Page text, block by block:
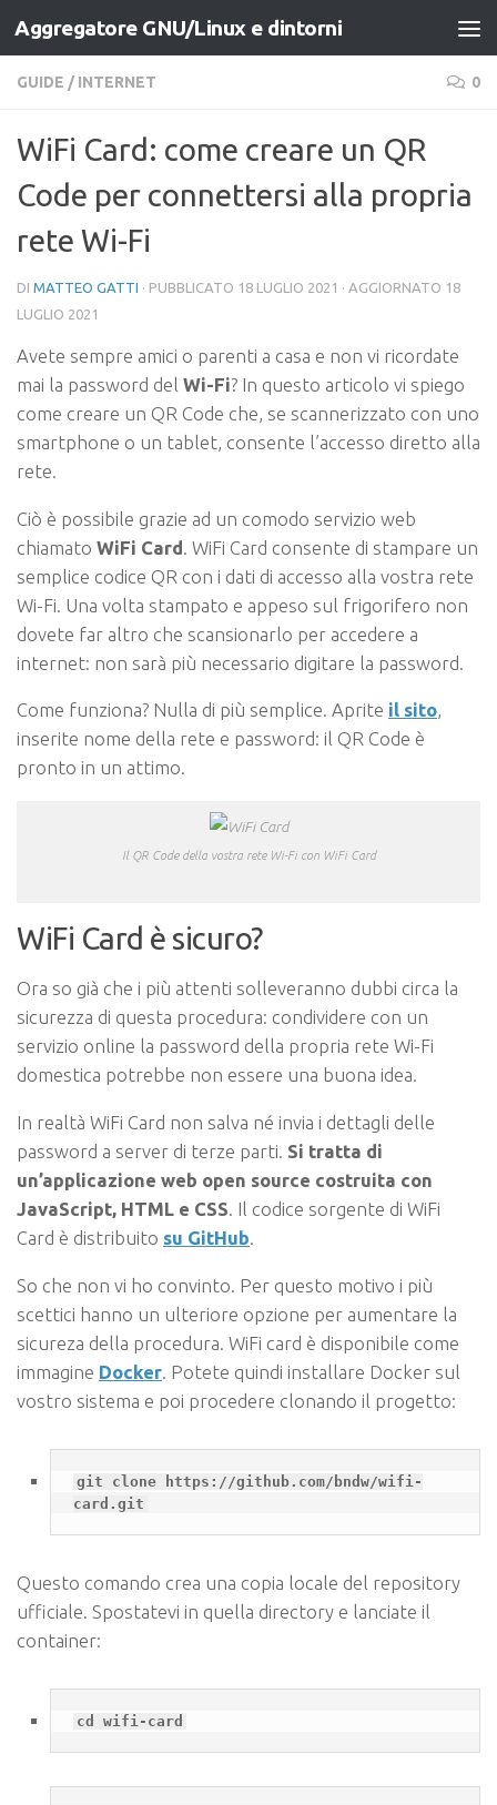
Salta al contenuto
Aggregatore GNU/Linux e dintorni
GUIDE / INTERNET 0
WiFi Card: come creare un QR
Code per connettersi alla propria
rete Wi-Fi
DI MATTEO GATTI · PUBBLICATO 18 LUGLIO 2021 · AGGIORNATO 18
LUGLIO 2021
Avete sempre amici o parenti a casa e non vi ricordate
mai la password del Wi-Fi? In questo articolo vi spiego
come creare un QR Code che, se scannerizzato con uno
smartphone o un tablet, consente l’accesso diretto alla
rete.
Ciò è possibile grazie ad un comodo servizio web
chiamato WiFi Card . WiFi Card consente di stampare un
semplice codice QR con i dati di accesso alla vostra rete
Wi-Fi. Una volta stampato e appeso sul frigorifero non
dovete far altro che scansionarlo per accedere a
internet: non sarà più necessario digitare la password.
Come funziona? Nulla di più semplice. Aprite il sito,
inserite nome della rete e password: il QR Code è
pronto in un attimo.
Il QR Code della vostra rete Wi-Fi con WiFi Card
WiFi Card è sicuro?
Ora so già che i più attenti solleveranno dubbi circa la
sicurezza di questa procedura: condividere con un
servizio online la password della propria rete Wi-Fi
domestica potrebbe non essere una buona idea.
In realtà WiFi Card non salva né invia i dettagli delle
password a server di terze parti. Si tratta di
un’applicazione web open source costruita con
JavaScript, HTML e CSS. Il codice sorgente di WiFi
Card è distribuito su GitHub.
So che non vi ho convinto. Per questo motivo i più
scettici hanno un ulteriore opzione per aumentare la
sicureza della procedura. WiFi card è disponibile come
immagine Docker . Potete quindi installare Docker sul
vostro sistema e poi procedere clonando il progetto:
git clone https://github.com/bndw/wifi-
card.git
Questo comando crea una copia locale del repository
ufficiale. Spostatevi in quella directory e lanciate il
container:
cd wifi-card